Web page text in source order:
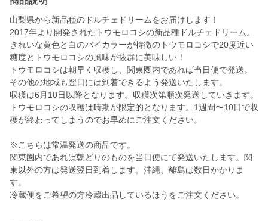
山梨県から新品種のドルチェドリームをお届けします！
2017年より開発されたトウモロコシの新品種ドルチェドリーム。
きれいな黄色と白のバイカラーが特徴のトウモロコシで20度近い
糖度とトウモロコシの風味が抜群に美味しい！
トウモロコシは朝早く収穫し、関東圏内であれば当日便で発送。
その他の地域も翌日には到着できるよう発送いたします。
収穫は6月10日以降となります。収穫次第順次発送していきます。
トウモロコシの収穫は時期が限定的となります。1週間〜10日で収
穫が終わってしまうのでお早めにご注文ください。
※こちらは常温発送の商品です。
関東圏内であれば朝どりのものを当日便にて発送いたします。関
東以外の方は発送翌日到着します。沖縄、離島は数日かかりま
す。